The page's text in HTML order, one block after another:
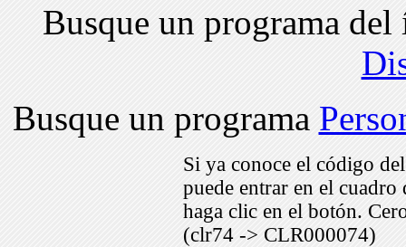
Busque un programa
Busque un programa
Si ya conoce el código
puede entrar en el
haga clic en el botón.
(clr74 -> CLR000074)